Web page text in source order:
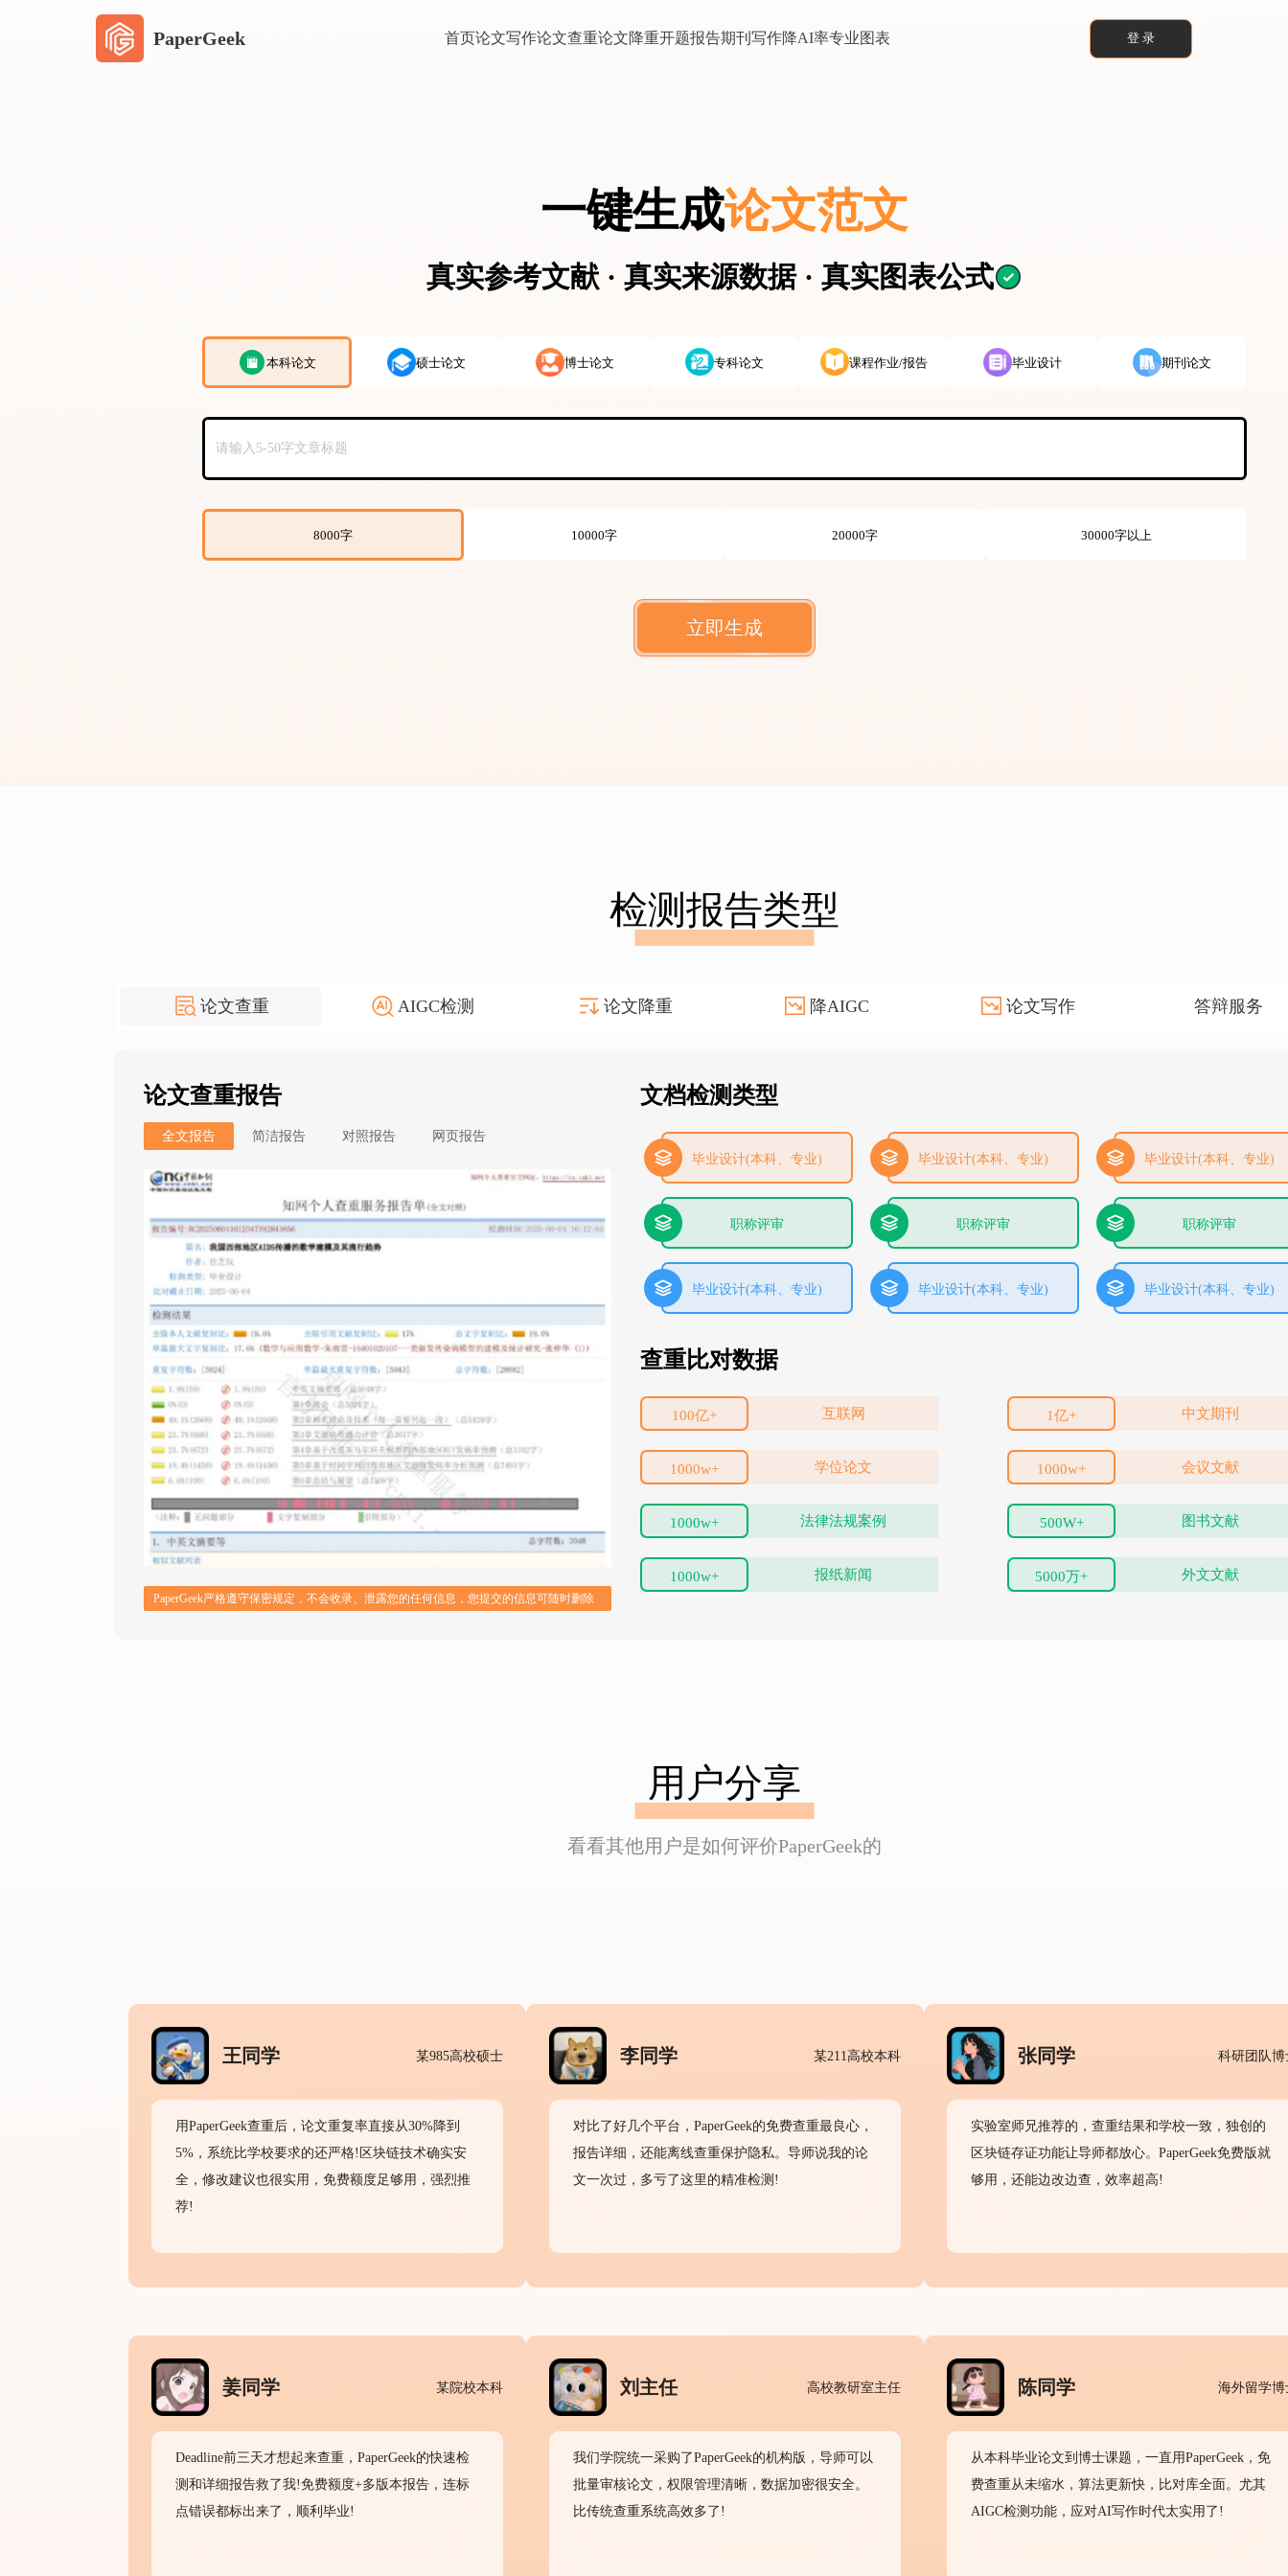
PaperGeek 首页论文写作论文查重论文降重开题报告期刊写作降AI率专业图表 登 录
一键生成论文范文
真实参考文献 · 真实来源数据 · 真实图表公式
本科论文 硕士论文 博士论文 专科论文 课程作业/报告 毕业设计 期刊论文
8000字 10000字 20000字 30000字以上
立即生成
检测报告类型
论文查重 AIGC检测 论文降重 降AIGC 论文写作 答辩服务
论文查重报告
全文报告 简洁报告 对照报告 网页报告
PaperGeek严格遵守保密规定，不会收录、泄露您的任何信息，您提交的信息可随时删除
文档检测类型
毕业设计(本科、专业) 毕业设计(本科、专业) 毕业设计(本科、专业)
职称评审 职称评审 职称评审
毕业设计(本科、专业) 毕业设计(本科、专业) 毕业设计(本科、专业)
查重比对数据
100亿+ 互联网 1亿+ 中文期刊
1000w+ 学位论文 1000w+ 会议文献
1000w+ 法律法规案例 500W+ 图书文献
1000w+ 报纸新闻 5000万+ 外文文献
用户分享
看看其他用户是如何评价PaperGeek的
王同学 某985高校硕士
用PaperGeek查重后，论文重复率直接从30%降到
5%，系统比学校要求的还严格!区块链技术确实安
全，修改建议也很实用，免费额度足够用，强烈推
荐!
李同学 某211高校本科
对比了好几个平台，PaperGeek的免费查重最良心，
报告详细，还能离线查重保护隐私。导师说我的论
文一次过，多亏了这里的精准检测!
张同学 科研团队博
实验室师兄推荐的，查重结果和学校一致，独创的
区块链存证功能让导师都放心。PaperGeek免费版就
够用，还能边改边查，效率超高!
姜同学 某院校本科
Deadline前三天才想起来查重，PaperGeek的快速检
测和详细报告救了我!免费额度+多版本报告，连标
点错误都标出来了，顺利毕业!
刘主任 高校教研室主任
我们学院统一采购了PaperGeek的机构版，导师可以
批量审核论文，权限管理清晰，数据加密很安全。
比传统查重系统高效多了!
陈同学 海外留学博
从本科毕业论文到博士课题，一直用PaperGeek，免
费查重从未缩水，算法更新快，比对库全面。尤其
AIGC检测功能，应对AI写作时代太实用了!